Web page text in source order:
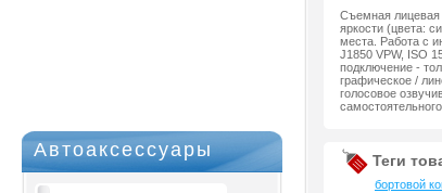
Автоаксессуары
Съемная лицевая
яркости (цвета:
места. Работа с
J1850 VPW, ISO
подключение -
графическое /
голосовое
Теги
бортовой